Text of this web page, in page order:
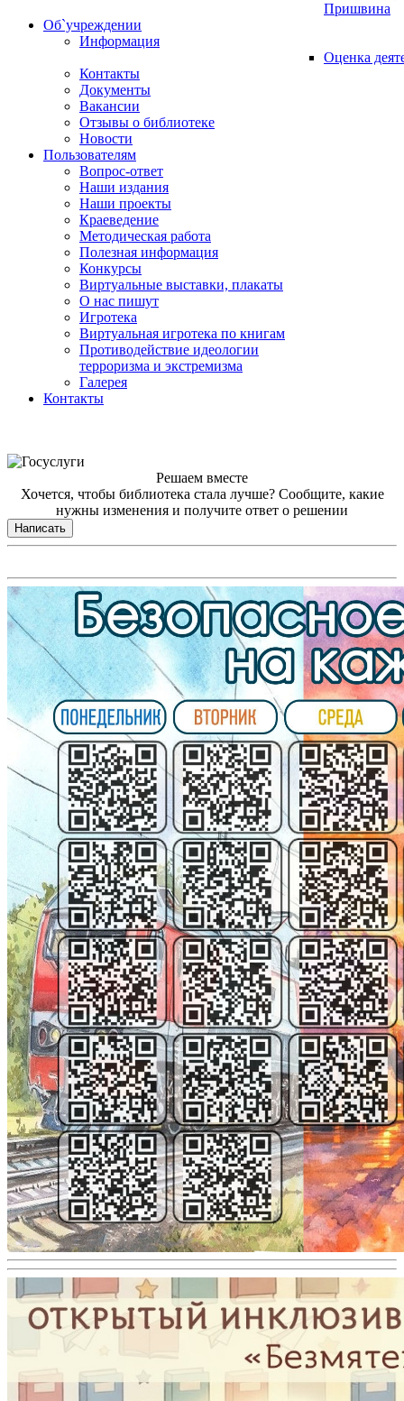
Пришвина
Об`учреждении
Информация
Оценка
Контакты
Документы
Вакансии
Отзывы о библиотеке
Новости
Пользователям
Вопрос-ответ
Наши издания
Наши проекты
Краеведение
Методическая работа
Полезная информация
Конкурсы
Виртуальные выставки, плакаты
О нас пишут
Игротека
Виртуальная игротека по книгам
Противодействие идеологии
терроризма и экстремизма
Галерея
Контакты
Решаем вместе
Хочется, чтобы библиотека стала лучше? Сообщите, какие
нужны изменения и получите ответ о решении
Написать